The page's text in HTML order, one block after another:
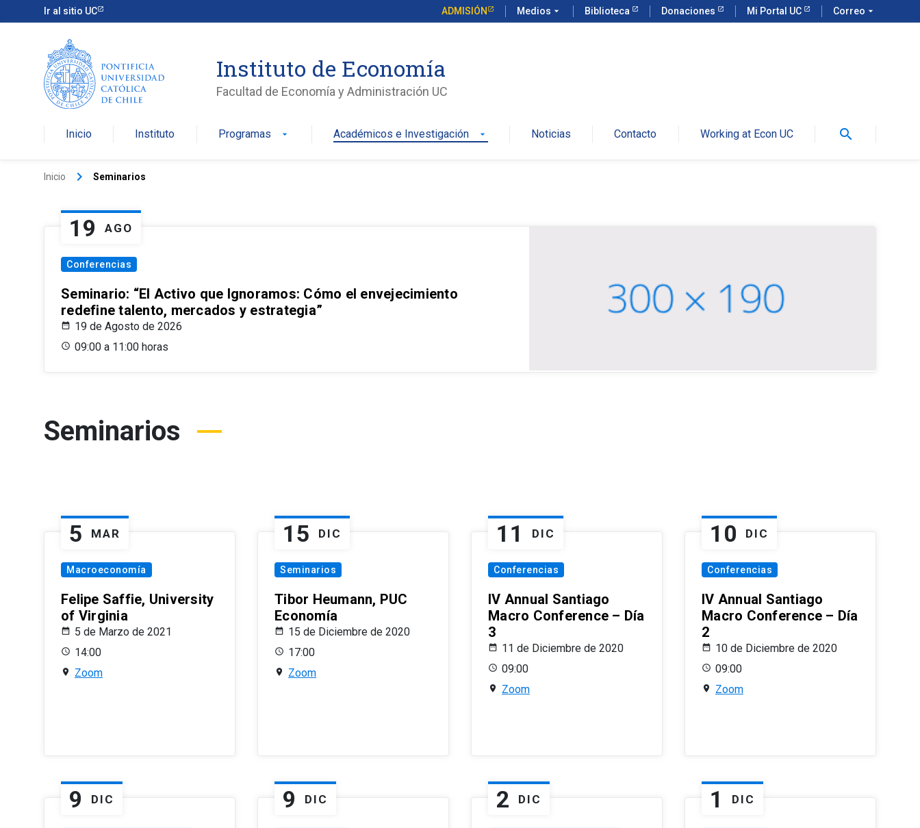
Ir al sitio UC ADMISIÓN Medios arrow_drop_down Biblioteca Donaciones Mi Portal UC Correo arrow_drop_down
Instituto de Economía
Facultad de Economía y Administración UC
Inicio Instituto Programas arrow_drop_down Académicos e Investigación arrow_drop_down Noticias Contacto Working at Econ UC search
Inicio keyboard_arrow_right Seminarios
19 AGO
Conferencias
Seminario: “El Activo que Ignoramos: Cómo el envejecimiento
redefine talento, mercados y estrategia”
19 de Agosto de 2026
09:00 a 11:00 horas
Seminarios
5 MAR
Macroeconomía
Felipe Saffie, University
of Virginia
5 de Marzo de 2021
14:00
Zoom
15 DIC
Seminarios
Tibor Heumann, PUC
Economía
15 de Diciembre de 2020
17:00
Zoom
11 DIC
Conferencias
IV Annual Santiago
Macro Conference – Día
3
11 de Diciembre de 2020
09:00
Zoom
10 DIC
Conferencias
IV Annual Santiago
Macro Conference – Día
2
10 de Diciembre de 2020
09:00
Zoom
9 DIC 9 DIC 2 DIC 1 DIC